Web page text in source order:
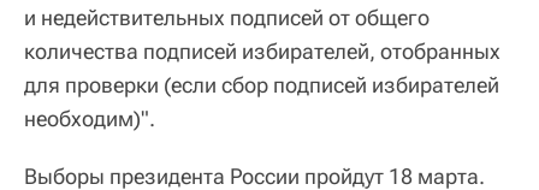
и недействительных подписей от общего
количества подписей избирателей, отобранных
для проверки (если сбор подписей избирателей
необходим)".
Выборы президента России пройдут 18 марта.